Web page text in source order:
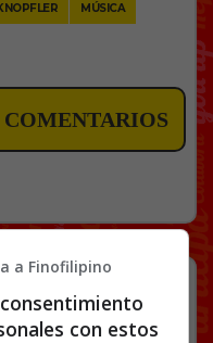
MÚSICA
COMENTARIOS
lista de
a Finofilipino
con estos